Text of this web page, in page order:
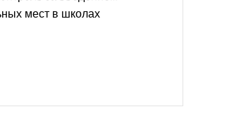
мест в школах